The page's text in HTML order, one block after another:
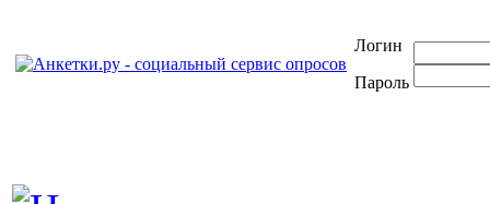
Логин
Пароль